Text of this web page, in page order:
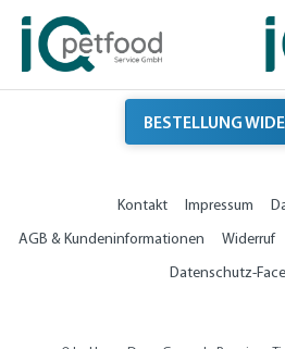
BESTELLUNG
Kontakt Impressum
AGB & Kundeninformationen
Widerruf
Datenschutz-